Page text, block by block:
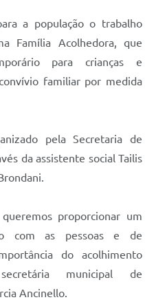
a população o trabalho
Família Acolhedora, que
para crianças e
familiar por medida
pela Secretaria de
da assistente social Tailis
proporcionar um
com as pessoas e de
do acolhimento
municipal de
Ancinello.